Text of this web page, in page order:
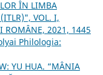
ÎN LIMBA
VOL. I,
ROMÂNE, 2021, 1445
Philologia:
YU HUA. “MÂNIA